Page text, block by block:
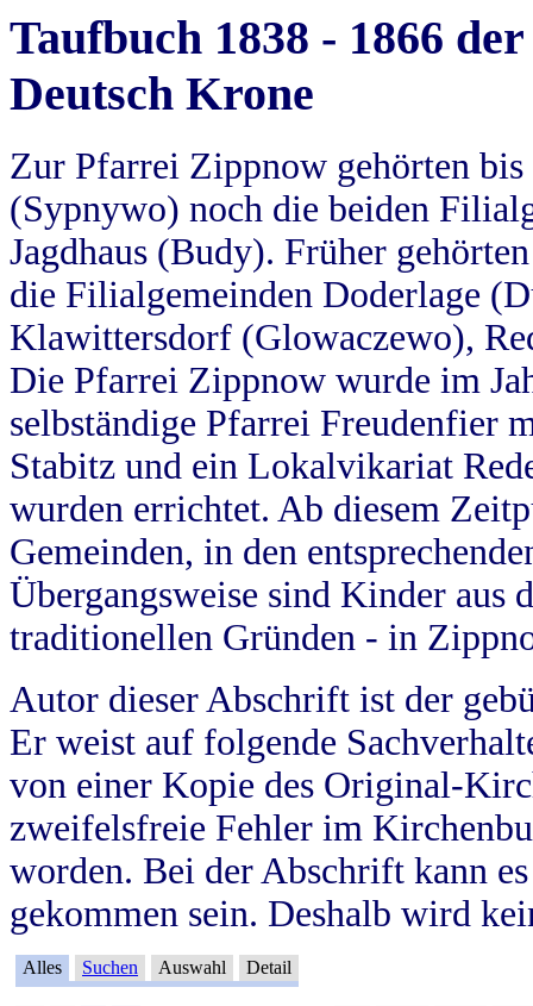
Taufbuch 1838 - 1866
Deutsch Krone
Zur Pfarrei Zippnow gehörten
(Sypnywo) noch die beiden
Jagdhaus (Budy). Früher
die Filialgemeinden Doderlage
Klawittersdorf (Glowaczewo),
Die Pfarrei Zippnow wurde im
selbständige Pfarrei Freudenfier
Stabitz und ein Lokalvikariat
wurden errichtet. Ab diesem
Gemeinden, in den
Übergangsweise sind Kinder aus
traditionellen Gründen - in
Autor dieser Abschrift ist der
Er weist auf folgende
von einer Kopie des Original-
zweifelsfreie Fehler im
worden. Bei der Abschrift kann
gekommen sein. Deshalb wird
Alles Suchen Auswahl Detail